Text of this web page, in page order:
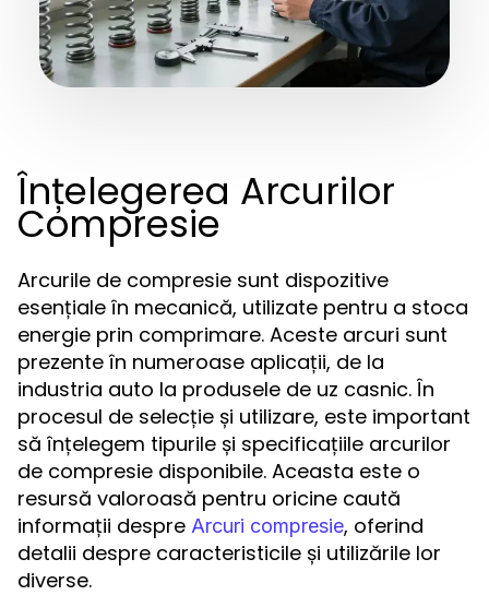
Înțelegerea Arcurilor
Compresie
Arcurile de compresie sunt dispozitive
esențiale în mecanică, utilizate pentru a stoca
energie prin comprimare. Aceste arcuri sunt
prezente în numeroase aplicații, de la
industria auto la produsele de uz casnic. În
procesul de selecție și utilizare, este important
să înțelegem tipurile și specificațiile arcurilor
de compresie disponibile. Aceasta este o
resursă valoroasă pentru oricine caută
informații despre Arcuri compresie, oferind
detalii despre caracteristicile și utilizările lor
diverse.